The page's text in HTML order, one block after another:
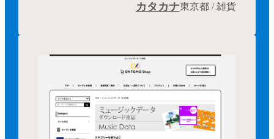
カタカナ東京都 / 雑貨